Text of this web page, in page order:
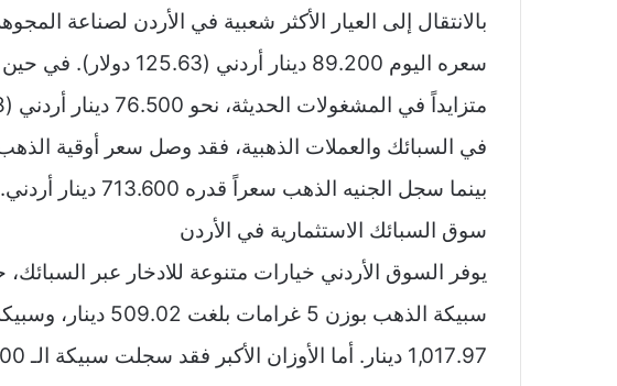
بينما سجل الجنيه الذهب سعراً قدره 713.600 دينار أردني.
سوق السبائك الاستثمارية في الأردن
يوفر السوق الأردني خيارات متنوعة للادخار عبر